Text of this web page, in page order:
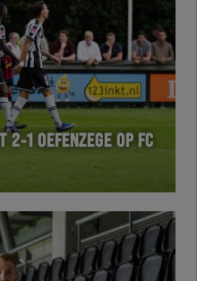
2-1 OEFENZEGE OP FC